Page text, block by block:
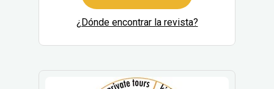
¿Dónde encontrar la revista?